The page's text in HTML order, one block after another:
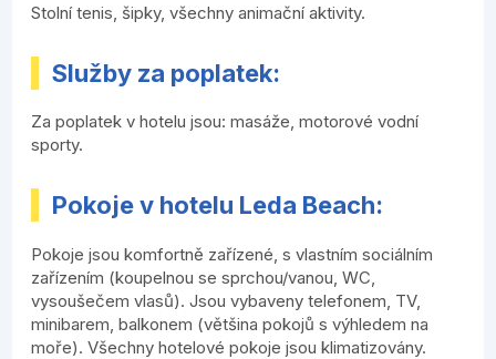
Stolní tenis, šipky, všechny animační aktivity.
Služby za poplatek:
Za poplatek v hotelu jsou: masáže, motorové vodní
sporty.
Pokoje v hotelu Leda Beach:
Pokoje jsou komfortně zařízené, s vlastním sociálním
zařízením (koupelnou se sprchou/vanou, WC,
vysoušečem vlasů). Jsou vybaveny telefonem, TV,
minibarem, balkonem (většina pokojů s výhledem na
moře). Všechny hotelové pokoje jsou klimatizovány.